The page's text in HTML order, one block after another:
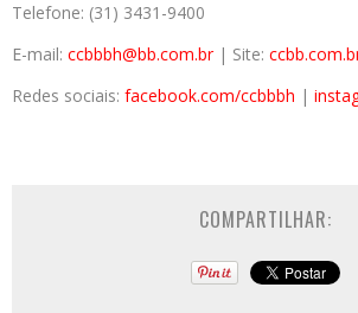
Telefone: (31) 3431-9400
E-mail: ccbbbh@bb.com.br| Site:
Redes sociais: facebook.com/ccbbbh |
COMPARTILHAR: